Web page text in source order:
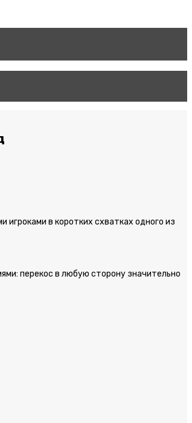
в коротких схватках одного из
перекос в любую сторону значительно